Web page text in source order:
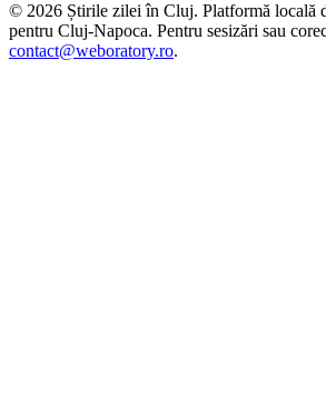
© 2026 Știrile zilei în Cluj. Platformă locală
pentru Cluj-Napoca. Pentru sesizări sau
contact@weboratory.ro.